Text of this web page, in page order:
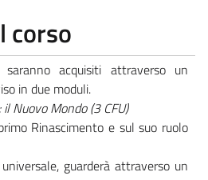
corso
acquisiti attraverso un
in due moduli.
Nuovo Mondo (3 CFU)
Rinascimento e sul suo ruolo
guarderà attraverso un